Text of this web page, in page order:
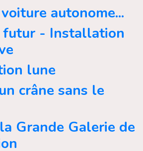
autonome...
futur - Installation
lune
crâne sans le
Grande Galerie de